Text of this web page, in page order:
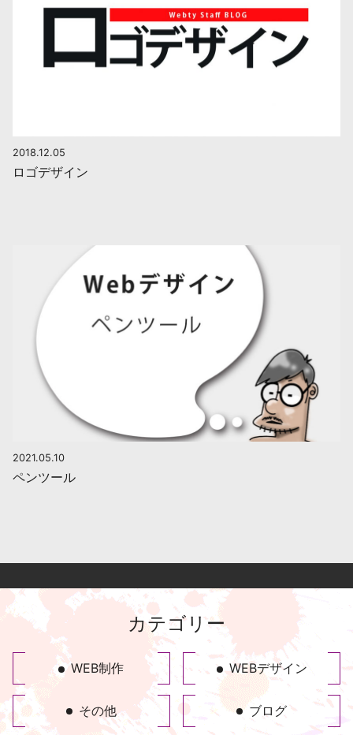
2018.12.05
ロゴデザイン
2021.05.10
ペンツール
カテゴリー
WEB制作 WEBデザイン
その他 ブログ